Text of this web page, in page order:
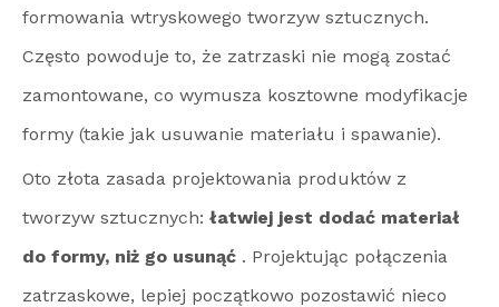
formowania wtryskowego tworzyw sztucznych.
Często powoduje to, że zatrzaski nie mogą zostać
zamontowane, co wymusza kosztowne modyfikacje
formy (takie jak usuwanie materiału i spawanie).
Oto złota zasada projektowania produktów z
tworzyw sztucznych: łatwiej jest dodać materiał
do formy, niż go usunąć . Projektując połączenia
zatrzaskowe, lepiej początkowo pozostawić nieco